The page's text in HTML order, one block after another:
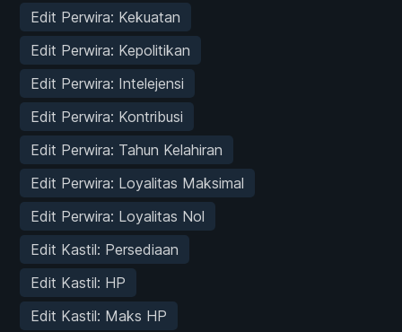
Edit Perwira: Kekuatan
Edit Perwira: Kepolitikan
Edit Perwira: Intelejensi
Edit Perwira: Kontribusi
Edit Perwira: Tahun Kelahiran
Edit Perwira: Loyalitas Maksimal
Edit Perwira: Loyalitas Nol
Edit Kastil: Persediaan
Edit Kastil: HP
Edit Kastil: Maks HP